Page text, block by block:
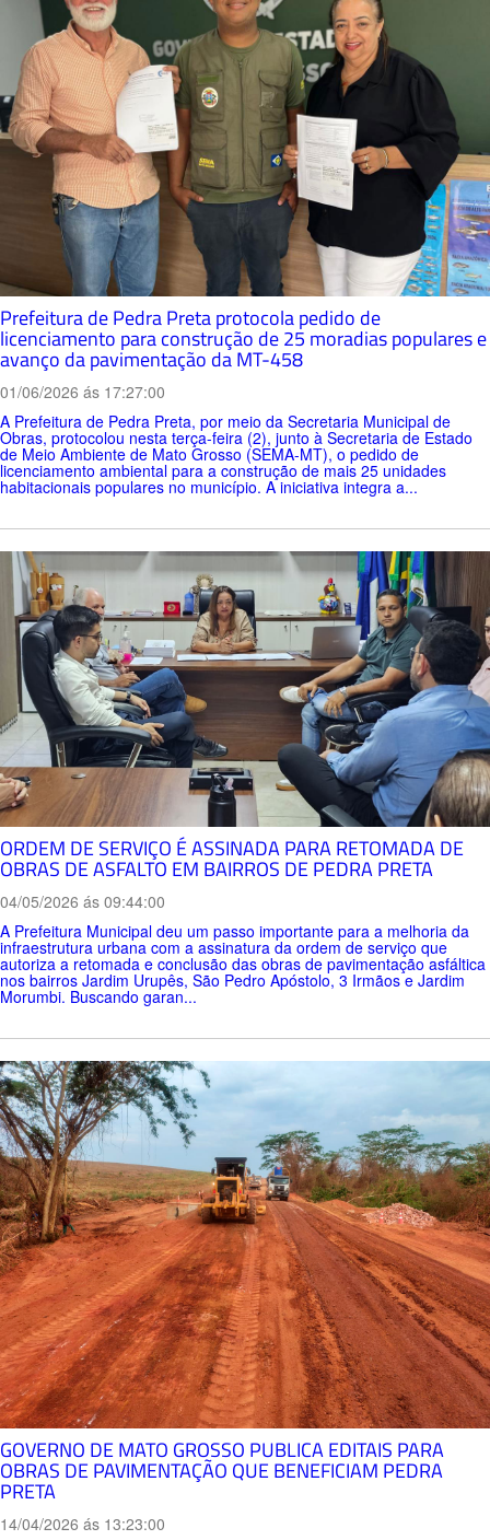
Prefeitura de Pedra Preta protocola pedido de
licenciamento para construção de 25 moradias populares e
avanço da pavimentação da MT-458
01/06/2026 ás 17:27:00
A Prefeitura de Pedra Preta, por meio da Secretaria Municipal de
Obras, protocolou nesta terça-feira (2), junto à Secretaria de Estado
de Meio Ambiente de Mato Grosso (SEMA-MT), o pedido de
licenciamento ambiental para a construção de mais 25 unidades
habitacionais populares no município. A iniciativa integra a...
ORDEM DE SERVIÇO É ASSINADA PARA RETOMADA DE
OBRAS DE ASFALTO EM BAIRROS DE PEDRA PRETA
04/05/2026 ás 09:44:00
A Prefeitura Municipal deu um passo importante para a melhoria da
infraestrutura urbana com a assinatura da ordem de serviço que
autoriza a retomada e conclusão das obras de pavimentação asfáltica
nos bairros Jardim Urupês, São Pedro Apóstolo, 3 Irmãos e Jardim
Morumbi. Buscando garan...
GOVERNO DE MATO GROSSO PUBLICA EDITAIS PARA
OBRAS DE PAVIMENTAÇÃO QUE BENEFICIAM PEDRA
PRETA
14/04/2026 ás 13:23:00